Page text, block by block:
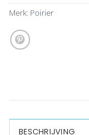
Merk: Poirier
BESCHRIJVING